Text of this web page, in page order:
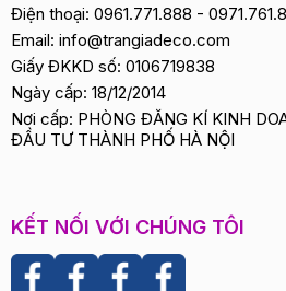
Điện thoại: 0961.771.888 -
Email: info@trangiadeco.com
Giấy ĐKKD số: 0106719838
Ngày cấp: 18/12/2014
Nơi cấp: PHÒNG ĐĂNG KÍ KINH
ĐẦU TƯ THÀNH PHỐ HÀ NỘI
KẾT NỐI VỚI CHÚNG TÔI